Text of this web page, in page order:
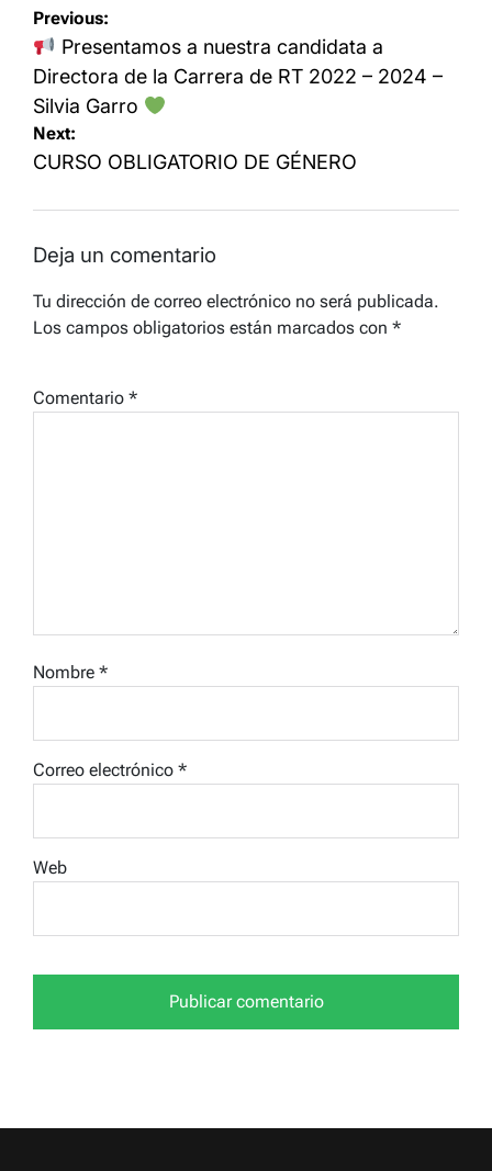
Navegación
de
entradas
Previous:
Presentamos a nuestra candidata a
Directora de la Carrera de RT 2022 – 2024 –
Silvia Garro
Next:
CURSO OBLIGATORIO DE GÉNERO
Deja un comentario
Tu dirección de correo electrónico no será publicada.
Los campos obligatorios están marcados con *
Comentario *
Nombre *
Correo electrónico *
Web